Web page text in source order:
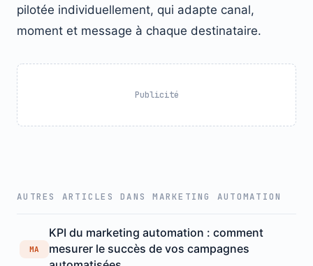
pilotée individuellement, qui adapte canal,
moment et message à chaque destinataire.
Publicité
AUTRES ARTICLES DANS MARKETING AUTOMATION
MA
KPI du marketing automation : comment
mesurer le succès de vos campagnes